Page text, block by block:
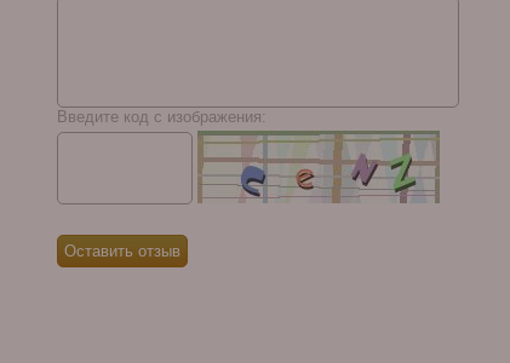
Введите код с изображения: